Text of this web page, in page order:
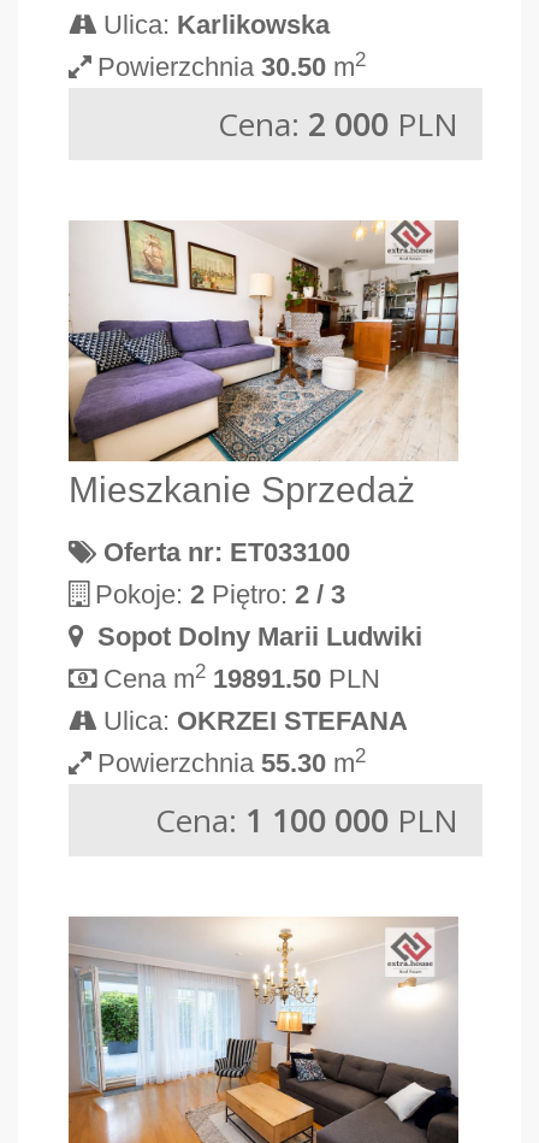
Ulica: Karlikowska
Powierzchnia30.50 m2
Cena: 2 000 PLN
Mieszkanie Sprzedaż
Oferta nr: ET033100
Pokoje:2 Piętro:2 / 3
Sopot Dolny Marii Ludwiki
Cena m2 19891.50 PLN
Ulica: OKRZEI STEFANA
Powierzchnia55.30 m2
Cena: 1 100 000 PLN